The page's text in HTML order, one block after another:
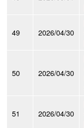
49 2026/04/30
50 2026/04/30
51 2026/04/30